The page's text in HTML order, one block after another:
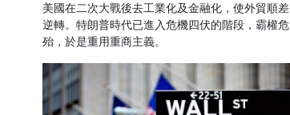
美國在二次大戰後去工業化及金融化，使外貿順差
逆轉。特朗普時代已進入危機四伏的階段，霸權危
殆，於是重用重商主義。